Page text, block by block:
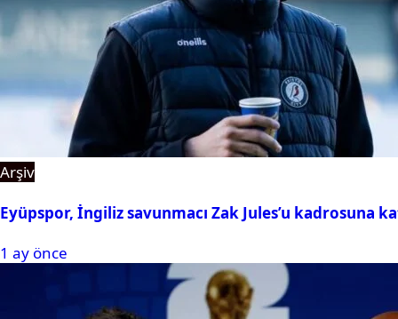
Arşiv
Eyüpspor, İngiliz savunmacı Zak Jules’u kadrosuna
1 ay önce